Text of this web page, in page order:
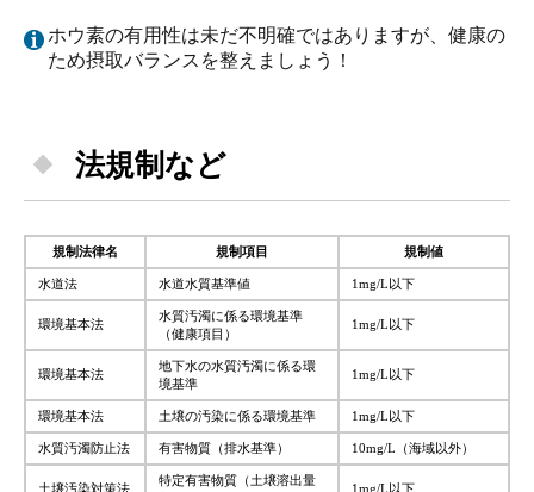
ホウ素の有用性は未だ不明確ではありますが、健康の
ため摂取バランスを整えましょう！
法規制など
規制法律名 規制項目 規制値
水道法 水道水質基準値 1mg/L以下
環境基本法
水質汚濁に係る環境基準
（健康項目）
1mg/L以下
環境基本法
地下水の水質汚濁に係る環
境基準
1mg/L以下
環境基本法 土壌の汚染に係る環境基準 1mg/L以下
水質汚濁防止法 有害物質（排水基準） 10mg/L（海域以外）
土壌汚染対策法
特定有害物質（土壌溶出量
1mg/L以下